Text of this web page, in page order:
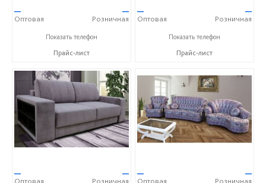
—
Оптовая
—
Розничная
+7 (3522) 25-72-27
Показать телефон
Прайс-лист
—
Оптовая
—
Розничная
+7 (3522) 25-72-27
Показать телефон
Прайс-лист
—
Оптовая
—
Розничная
—
Оптовая
—
Розничная